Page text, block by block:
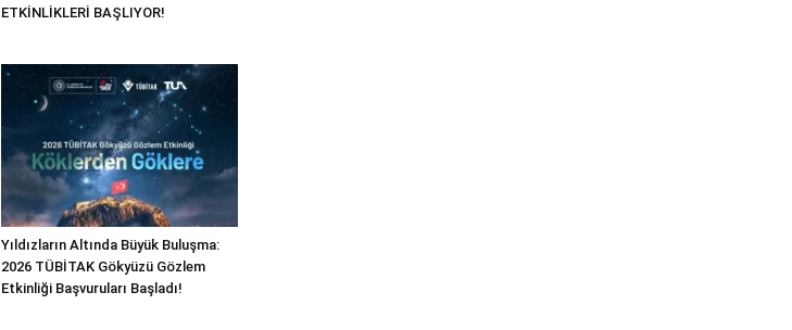
ETKİNLİKLERİ BAŞLIYOR!
Yıldızların Altında Büyük Buluşma:
2026 TÜBİTAK Gökyüzü Gözlem
Etkinliği Başvuruları Başladı!